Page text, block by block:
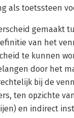
als toetssteen
gemaakt
van het
te kunnen
door het
bij de
ten opzichte
en indirect